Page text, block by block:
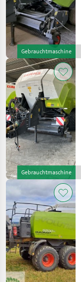
Gebrauchtmaschine
Gebrauchtmaschine